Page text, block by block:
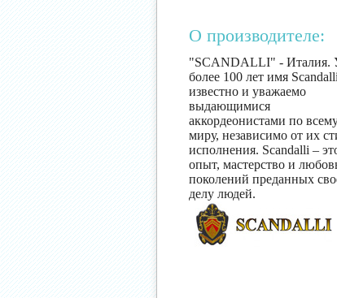
О производителе:
"SCANDALLI" - Италия.
более 100 лет имя Scandalli
известно и уважаемо
выдающимися
аккордеонистами по
миру, независимо от их
исполнения. Scandalli –
опыт, мастерство и
поколений преданных
делу людей.